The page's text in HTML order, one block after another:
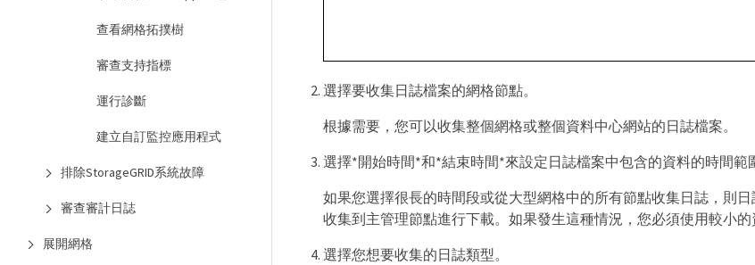
查看網格拓撲樹
審查支持指標
運行診斷
建立自訂監控應用程式
排除StorageGRID系統故障
審查審計日誌
展開網格
選擇要收集日誌檔案的網格節點。
根據需要，您可以收集整個網格或整個資料中心網站的日誌檔案。
選擇*開始時間*和*結束時間*來設定日誌檔案中包含的資料的時間範
如果您選擇很長的時間段或從大型網格中的所有節點收集日誌，則
收集到主管理節點進行下載。如果發生這種情況，您必須使用較小的
選擇您想要收集的日誌類型。